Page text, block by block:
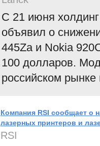
С 21 июня
объявил о
445Za и Nokia
100 долларов.
российском рынке
Компания RSI сообщает о
лазерных принтеров и
RSI